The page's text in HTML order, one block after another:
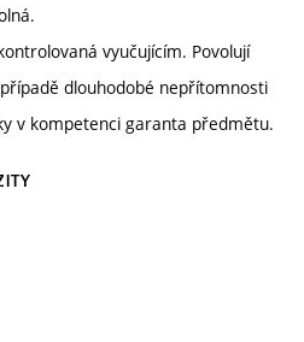
vyučujícím. Povolují
dlouhodobé nepřítomnosti
v kompetenci garanta předmětu.